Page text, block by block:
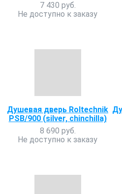
7 430 руб.
Не доступно к заказу
Душевая дверь Roltechnik
PSB/900 (silver, chinchilla)
8 690 руб.
Не доступно к заказу